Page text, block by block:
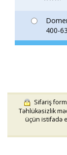
400-
Sifariş
Təhlükəsizlik
üçün istifadə